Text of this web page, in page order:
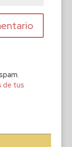
de tus